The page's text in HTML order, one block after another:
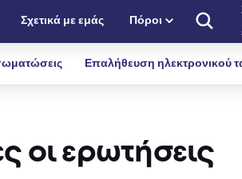
Σχετικά με εμάς Πόροι
Επαλήθευση ηλεκτρονικού
οι ερωτήσεις